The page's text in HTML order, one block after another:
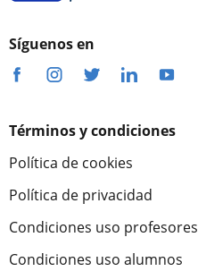
Síguenos en
Términos y condiciones
Política de cookies
Política de privacidad
Condiciones uso profesores
Condiciones uso alumnos